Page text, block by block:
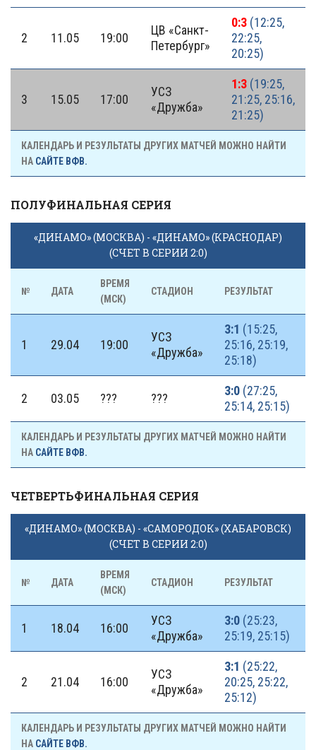
2 11.05 19:00
ЦВ «Санкт-
Петербург»
0:3 (12:25,
22:25,
20:25)
3 15.05 17:00
УСЗ
«Дружба»
1:3 (19:25,
21:25, 25:16,
21:25)
КАЛЕНДАРЬ И РЕЗУЛЬТАТЫ ДРУГИХ МАТЧЕЙ МОЖНО НАЙТИ
НА САЙТЕ ВФВ.
ПОЛУФИНАЛЬНАЯ СЕРИЯ
«ДИНАМО» (МОСКВА) - «ДИНАМО» (КРАСНОДАР)
(СЧЕТ В СЕРИИ 2:0)
№ ДАТА
ВРЕМЯ
(МСК)
СТАДИОН РЕЗУЛЬТАТ
1 29.04 19:00
УСЗ
«Дружба»
3:1 (15:25,
25:16, 25:19,
25:18)
2 03.05 ??? ???
3:0 (27:25,
25:14, 25:15)
КАЛЕНДАРЬ И РЕЗУЛЬТАТЫ ДРУГИХ МАТЧЕЙ МОЖНО НАЙТИ
НА САЙТЕ ВФВ.
ЧЕТВЕРТЬФИНАЛЬНАЯ СЕРИЯ
«ДИНАМО» (МОСКВА) - «САМОРОДОК» (ХАБАРОВСК)
(СЧЕТ В СЕРИИ 2:0)
№ ДАТА
ВРЕМЯ
(МСК)
СТАДИОН РЕЗУЛЬТАТ
1 18.04 16:00
УСЗ
«Дружба»
3:0 (25:23,
25:19, 25:15)
2 21.04 16:00
УСЗ
«Дружба»
3:1 (25:22,
20:25, 25:22,
25:12)
КАЛЕНДАРЬ И РЕЗУЛЬТАТЫ ДРУГИХ МАТЧЕЙ МОЖНО НАЙТИ
НА САЙТЕ ВФВ.